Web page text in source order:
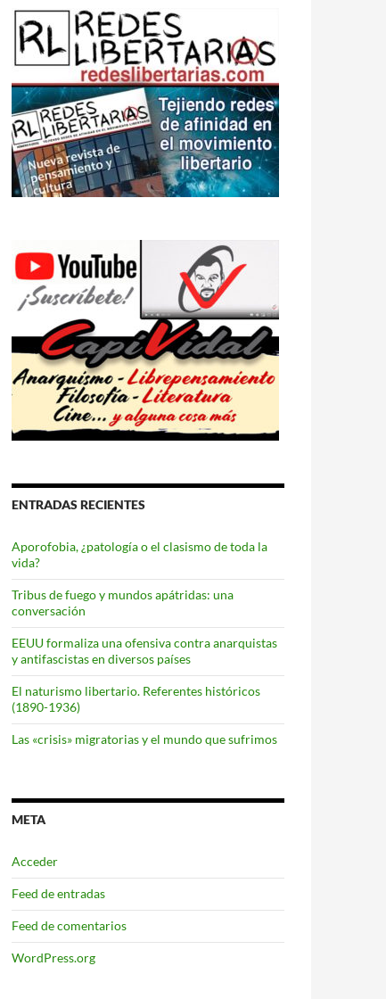
ENTRADAS RECIENTES
Aporofobia, ¿patología o el clasismo de toda la
vida?
Tribus de fuego y mundos apátridas: una
conversación
EEUU formaliza una ofensiva contra anarquistas
y antifascistas en diversos países
El naturismo libertario. Referentes históricos
(1890-1936)
Las «crisis» migratorias y el mundo que sufrimos
META
Acceder
Feed de entradas
Feed de comentarios
WordPress.org